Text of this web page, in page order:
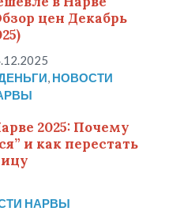
цен Декабрь
, НОВОСТИ
2025: Почему
и как перестать
НАРВЫ